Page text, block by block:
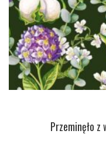
Przeminęło